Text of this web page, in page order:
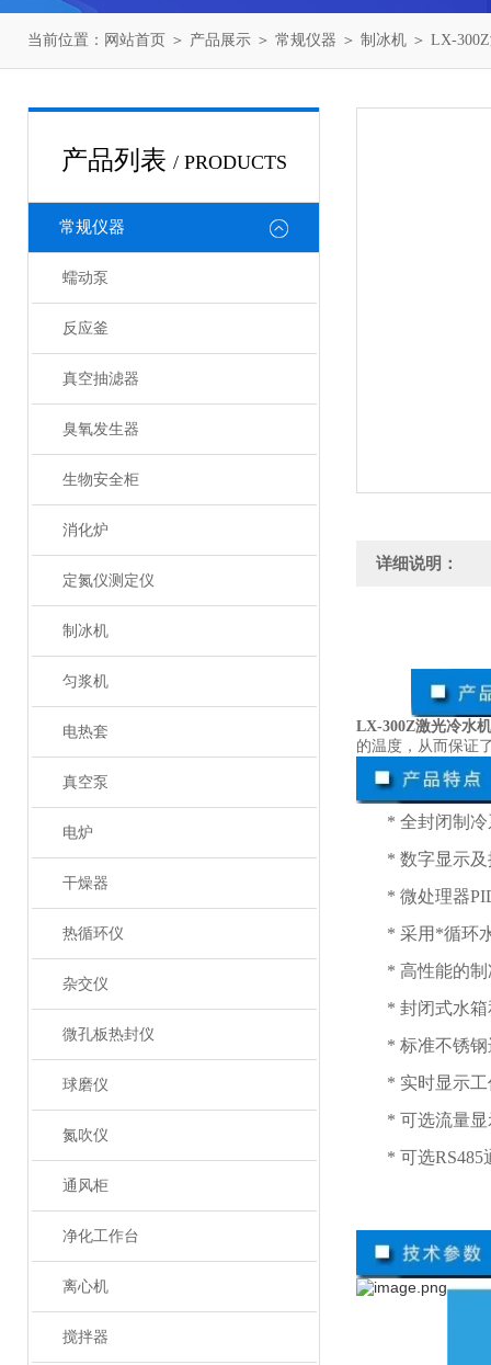
当前位置： 网站首页 ＞ 产品展示 ＞ 常规仪器 ＞ 制冰机 ＞ LX-
产品列表 / PRODUCTS
常规仪器
蠕动泵
反应釜
真空抽滤器
臭氧发生器
生物安全柜
消化炉
定氮仪测定仪
制冰机
匀浆机
电热套
真空泵
电炉
干燥器
热循环仪
杂交仪
微孔板热封仪
球磨仪
氮吹仪
通风柜
净化工作台
离心机
搅拌器
详细说明：
LX-300Z激光冷水机
的温度，从而保证
* 全封闭制
* 数字显示
* 微处理器
* 采用*循环
* 高性能的
* 封闭式水
* 标准不锈
* 实时显示
* 可选流量
* 可选